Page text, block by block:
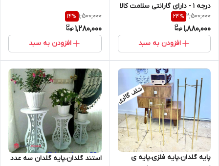
درجه 1 - دارای گارانتی سلامت کالا
-
2,500,000
24%
1,880,000
افزودن به سبد
1,500,000
14%
1,280,000
افزودن به سبد
پایه گلدان،پایه فلزی،پایه ی
استند گلدان،پایه گلدان سه عدد